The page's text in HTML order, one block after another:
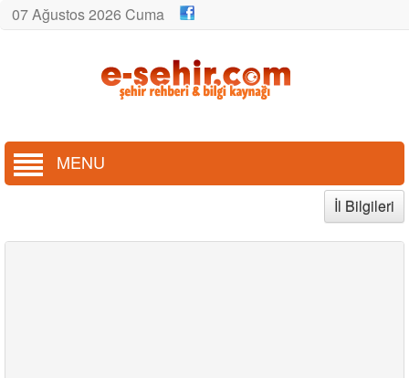
07 Ağustos 2026 Cuma
MENU
İl Bilgileri